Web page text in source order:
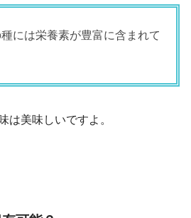
には栄養素が豊富に含まれて
は美味しいですよ。